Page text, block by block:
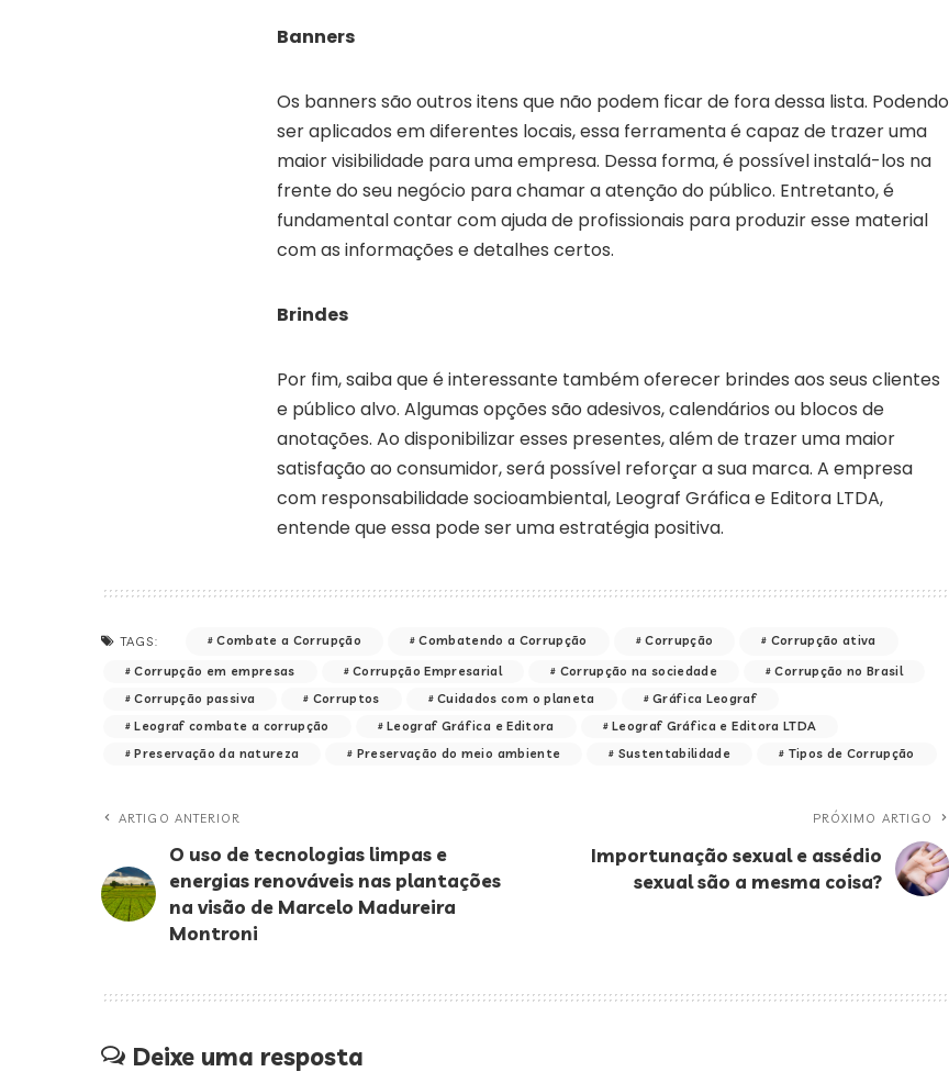
Banners
Os banners são outros itens que não podem ficar de fora dessa lista. Podendo
ser aplicados em diferentes locais, essa ferramenta é capaz de trazer uma
maior visibilidade para uma empresa. Dessa forma, é possível instalá-los na
frente do seu negócio para chamar a atenção do público. Entretanto, é
fundamental contar com ajuda de profissionais para produzir esse material
com as informações e detalhes certos.
Brindes
Por fim, saiba que é interessante também oferecer brindes aos seus clientes
e público alvo. Algumas opções são adesivos, calendários ou blocos de
anotações. Ao disponibilizar esses presentes, além de trazer uma maior
satisfação ao consumidor, será possível reforçar a sua marca. A empresa
com responsabilidade socioambiental, Leograf Gráfica e Editora LTDA,
entende que essa pode ser uma estratégia positiva.
TAGS: Combate a Corrupção Combatendo a Corrupção Corrupção
Corrupção ativa
Corrupção em empresas
Corrupção Empresarial Corrupção na sociedade
Corrupção no Brasil
Corrupção passiva
Corruptos Cuidados com o planeta
Gráfica Leograf
Leograf combate a corrupção
Leograf Gráfica e Editora
Leograf Gráfica e Editora LTDA
Preservação da natureza
Preservação do meio ambiente Sustentabilidade Tipos de Corrupção
ARTIGO ANTERIOR
O uso de tecnologias limpas e
energias renováveis nas plantações
na visão de Marcelo Madureira
Montroni
PRÓXIMO ARTIGO
Importunação sexual e assédio
sexual são a mesma coisa?
Deixe uma resposta